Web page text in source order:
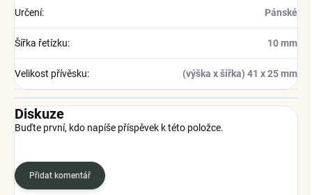
Určení: Pánské
Šířka řetízku: 10 mm
Velikost přívěsku: (výška x šířka) 41 x 25 mm
Diskuze
Buďte první, kdo napíše příspěvek k této položce.
Přidat komentář